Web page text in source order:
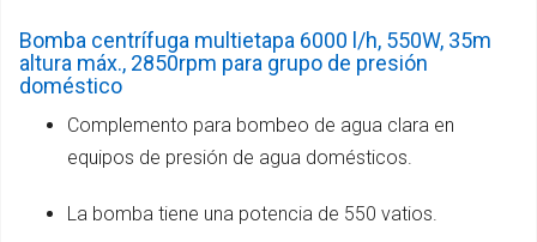
Bomba centrífuga multietapa 6000 l/h, 550W, 35m
altura máx., 2850rpm para grupo de presión
doméstico
Complemento para bombeo de agua clara en
equipos de presión de agua domésticos.
La bomba tiene una potencia de 550 vatios.